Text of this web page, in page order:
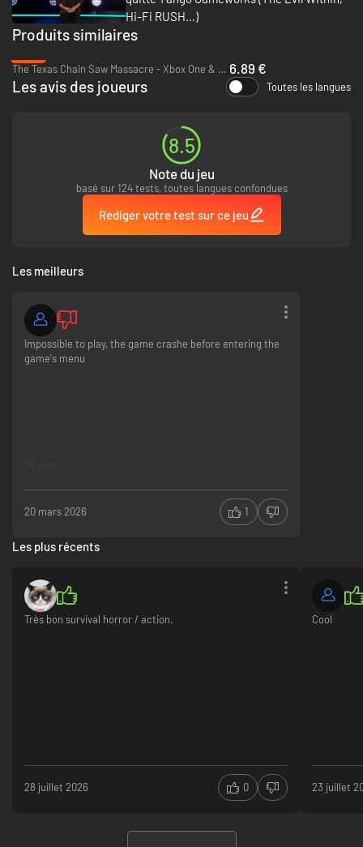
Hi-Fi RUSH...)
Produits similaires
The Texas Chain Saw Massacre - Xbox One & Xbox Series X|S 6.89 €
Les avis des joueurs Toutes les langues
8.5
Note du jeu
basé sur 124 tests, toutes langues confondues
Rédiger votre test sur ce jeu
Les meilleurs
Impossible to play, the game crashe before entering the
game's menu
20 mars 2026 1
Les plus récents
Très bon survival horror / action.
28 juillet 2026 0
Cool
23 juillet